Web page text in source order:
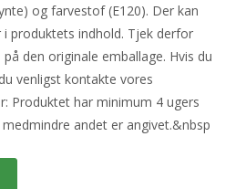
og farvestof (E120). Der kan
produktets indhold. Tjek derfor
den originale emballage. Hvis du
venligst kontakte vores
Produktet har minimum 4 ugers
andet er angivet.&nbsp